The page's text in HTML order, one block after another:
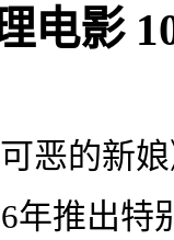
电影
恶的新
年推出